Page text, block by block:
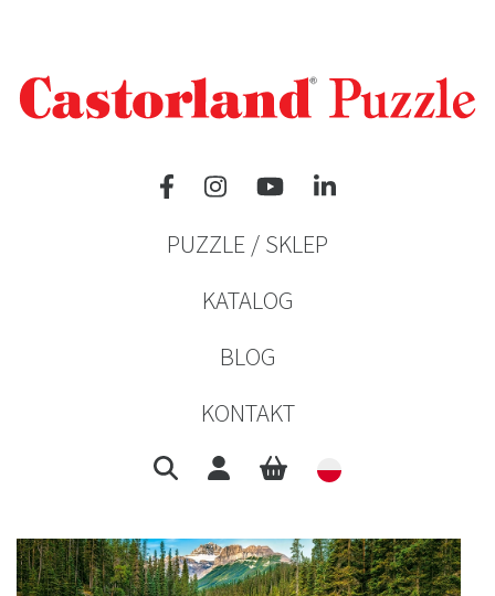
PUZZLE / SKLEP
KATALOG
BLOG
KONTAKT